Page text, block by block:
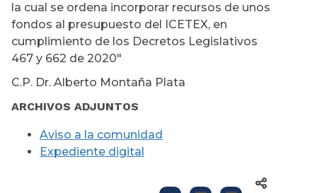
la cual se ordena incorporar recursos de unos
fondos al presupuesto del ICETEX, en
cumplimiento de los Decretos Legislativos
467 y 662 de 2020"
C.P. Dr. Alberto Montaña Plata
ARCHIVOS ADJUNTOS
Aviso a la comunidad
Expediente digital